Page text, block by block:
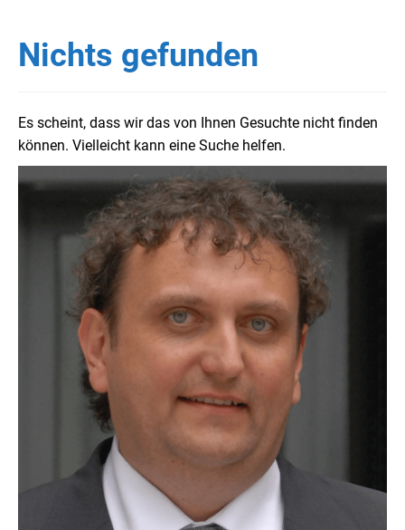
Nichts gefunden
Es scheint, dass wir das von Ihnen Gesuchte nicht finden
können. Vielleicht kann eine Suche helfen.